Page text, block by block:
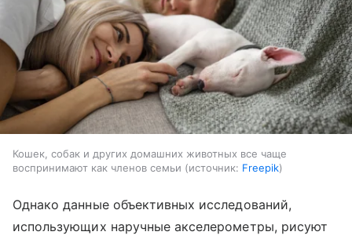
Кошек, собак и других домашних животных все чаще
воспринимают как членов семьи
источник: Freepik
Однако данные объективных исследований,
использующих наручные акселерометры, рисуют